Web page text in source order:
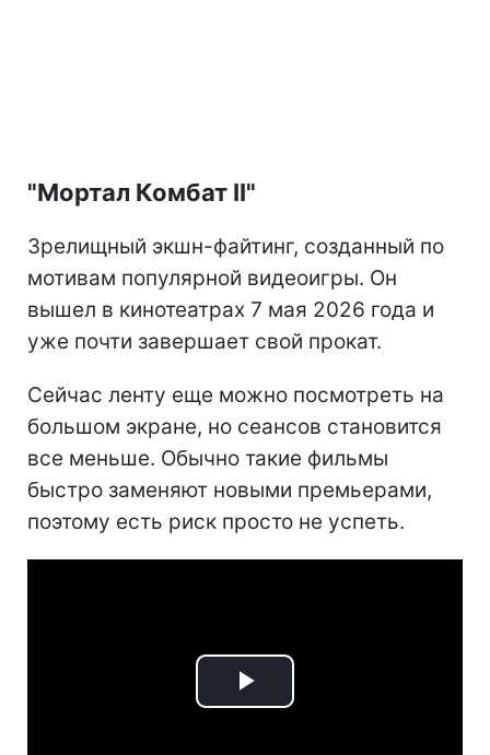
"Мортал Комбат II"
Зрелищный экшн-файтинг, созданный по
мотивам популярной видеоигры. Он
вышел в кинотеатрах 7 мая 2026 года и
уже почти завершает свой прокат.
Сейчас ленту еще можно посмотреть на
большом экране, но сеансов становится
все меньше. Обычно такие фильмы
быстро заменяют новыми премьерами,
поэтому есть риск просто не успеть.
Play